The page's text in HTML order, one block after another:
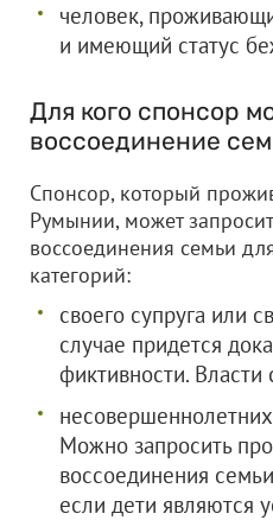
человек,
и имеющий статус
Для кого спонсор
воссоединение
Спонсор, который
Румынии, может
воссоединения семьи
категорий:
своего супруга или
случае придется
фиктивности. Власти
Можно запросить
воссоединения
если дети являются